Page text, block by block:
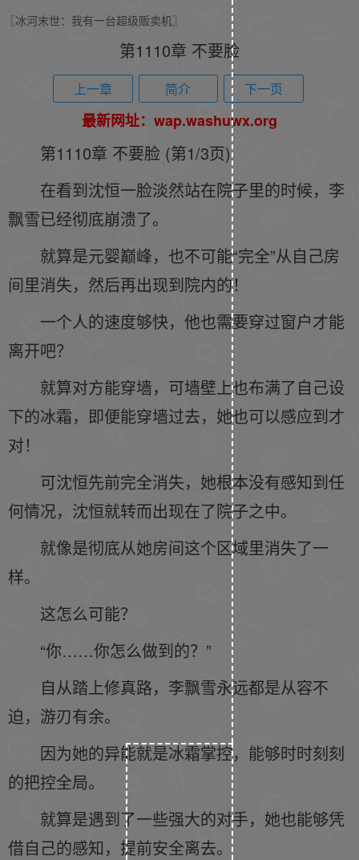
〖冰河末世：我有一台超级贩卖机〗
第1110章 不要脸
上一章 简介 下一页
最新网址：wap.washuwx.org
第1110章 不要脸 (第1/3页)
在看到沈恒一脸淡然站在院子里的时候，李
飘雪已经彻底崩溃了。
就算是元婴巅峰，也不可能“完全”从自己房
间里消失，然后再出现到院内的！
一个人的速度够快，他也需要穿过窗户才能
离开吧？
就算对方能穿墙，可墙壁上也布满了自己设
下的冰霜，即便能穿墙过去，她也可以感应到才
对！
可沈恒先前完全消失，她根本没有感知到任
何情况，沈恒就转而出现在了院子之中。
就像是彻底从她房间这个区域里消失了一
样。
这怎么可能？
“你……你怎么做到的？”
自从踏上修真路，李飘雪永远都是从容不
迫，游刃有余。
因为她的异能就是冰霜掌控，能够时时刻刻
的把控全局。
就算是遇到了一些强大的对手，她也能够凭
借自己的感知，提前安全离去。